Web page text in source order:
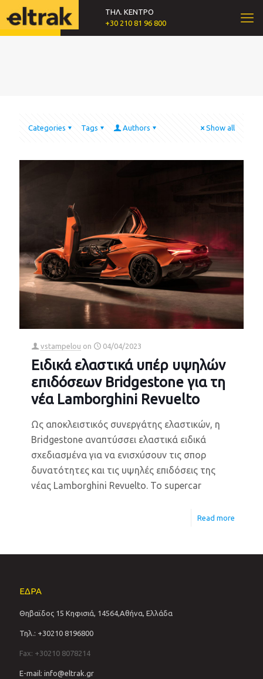
ΤΗΛ. ΚΕΝΤΡΟ
+30 210 81 96 800
Categories Tags Authors Show all
vstampelou on 04/04/2023
Ειδικά ελαστικά υπέρ υψηλών
επιδόσεων Bridgestone για τη
νέα Lamborghini Revuelto
Ως αποκλειστικός συνεργάτης ελαστικών, η
Bridgestone αναπτύσσει ελαστικά ειδικά
σχεδιασμένα για να ενισχύσουν τις σπορ
δυνατότητες και τις υψηλές επιδόσεις της
νέας Lamborghini Revuelto. Το supercar
Read more
ΕΔΡΑ
Θηβαϊδος 15 Κηφισιά, 14564,Αθήνα, Ελλάδα
Τηλ.: +30210 8196800
Fax: +30210 8078214
E-mail: info@eltrak.gr